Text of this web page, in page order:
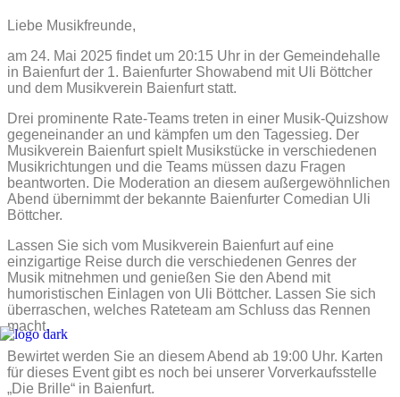
Liebe Musikfreunde,
am 24. Mai 2025 findet um 20:15 Uhr in der Gemeindehalle
in Baienfurt der 1. Baienfurter Showabend mit Uli Böttcher
und dem Musikverein Baienfurt statt.
Drei prominente Rate-Teams treten in einer Musik-Quizshow
gegeneinander an und kämpfen um den Tagessieg. Der
Musikverein Baienfurt spielt Musikstücke in verschiedenen
Musikrichtungen und die Teams müssen dazu Fragen
beantworten. Die Moderation an diesem außergewöhnlichen
Abend übernimmt der bekannte Baienfurter Comedian Uli
Böttcher.
Lassen Sie sich vom Musikverein Baienfurt auf eine
einzigartige Reise durch die verschiedenen Genres der
Musik mitnehmen und genießen Sie den Abend mit
humoristischen Einlagen von Uli Böttcher. Lassen Sie sich
überraschen, welches Rateteam am Schluss das Rennen
macht.
Bewirtet werden Sie an diesem Abend ab 19:00 Uhr. Karten
für dieses Event gibt es noch bei unserer Vorverkaufsstelle
„Die Brille“ in Baienfurt.